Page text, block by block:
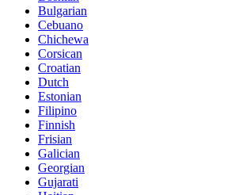
Bulgarian
Cebuano
Chichewa
Corsican
Croatian
Dutch
Estonian
Filipino
Finnish
Frisian
Galician
Georgian
Gujarati